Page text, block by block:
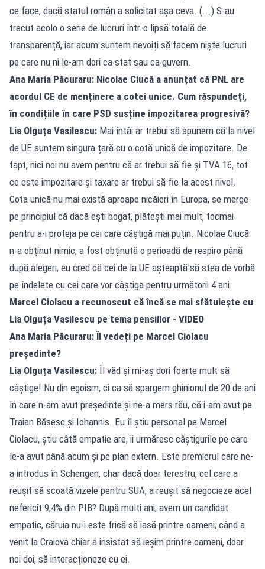
ce face, dacă statul român a solicitat așa ceva. (...) S-au
trecut acolo o serie de lucruri într-o lipsă totală de
transparență, iar acum suntem nevoiți să facem niște lucruri
pe care nu ni le-am dori ca stat sau ca guvern.
Ana Maria Păcuraru: Nicolae Ciucă a anunțat că PNL are
acordul CE de menținere a cotei unice. Cum răspundeți,
în condițiile în care PSD susține impozitarea progresivă?
Lia Olguța Vasilescu: Mai întâi ar trebui să spunem că la nivel
de UE suntem singura țară cu o cotă unică de impozitare. De
fapt, nici noi nu avem pentru că ar trebui să fie și TVA 16, tot
ce este impozitare și taxare ar trebui să fie la acest nivel.
Cota unică nu mai există aproape nicăieri în Europa, se merge
pe principiul că dacă ești bogat, plătești mai mult, tocmai
pentru a-i proteja pe cei care câștigă mai puțin. Nicolae Ciucă
n-a obținut nimic, a fost obținută o perioadă de respiro până
după alegeri, eu cred că cei de la UE așteaptă să stea de vorbă
pe îndelete cu cei care vor câștiga pentru următorii 4 ani.
Marcel Ciolacu a recunoscut că încă se mai sfătuiește cu
Lia Olguța Vasilescu pe tema pensiilor - VIDEO
Ana Maria Păcuraru: Îl vedeți pe Marcel Ciolacu
președinte?
Lia Olguța Vasilescu: Îl văd și mi-aș dori foarte mult să
câștige! Nu din egoism, ci ca să spargem ghinionul de 20 de ani
în care n-am avut președinte și ne-a mers rău, că i-am avut pe
Traian Băsesc și Iohannis. Eu îl știu personal pe Marcel
Ciolacu, știu câtă empatie are, ii urmăresc câștigurile pe care
le-a avut până acum și pe plan extern. Este premierul care ne-
a introdus în Schengen, char dacă doar terestru, cel care a
reușit să scoată vizele pentru SUA, a reușit să negocieze acel
nefericit 9,4% din PIB? După multi ani, avem un candidat
empatic, căruia nu-i este frică să iasă printre oameni, când a
venit la Craiova chiar a insistat să ieșim printre oameni, doar
noi doi, să interacționeze cu ei.